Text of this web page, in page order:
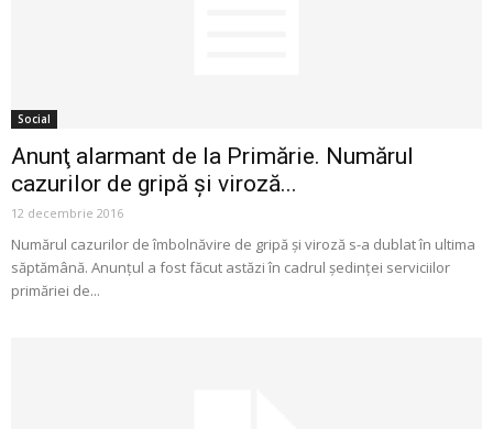
Social
Anunţ alarmant de la Primărie. Numărul
cazurilor de gripă şi viroză...
12 decembrie 2016
Numărul cazurilor de îmbolnăvire de gripă şi viroză s-a dublat în ultima
săptămână. Anunţul a fost făcut astăzi în cadrul şedinţei serviciilor
primăriei de...